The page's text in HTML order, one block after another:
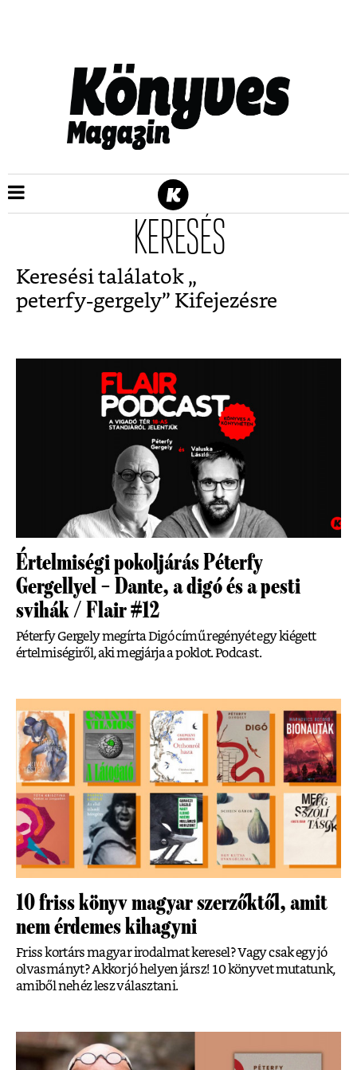
KERESÉS
Keresési találatok „
peterfy-gergely” Kifejezésre
Értelmiségi pokoljárás Péterfy
Gergellyel – Dante, a digó és a pesti
svihák / Flair #12
Péterfy Gergely megírta Digó című regényét egy kiégett
értelmiségiről, aki megjárja a poklot. Podcast.
10 friss könyv magyar szerzőktől, amit
nem érdemes kihagyni
Friss kortárs magyar irodalmat keresel? Vagy csak egy jó
olvasmányt? Akkor jó helyen jársz! 10 könyvet mutatunk,
amiből nehéz lesz választani.